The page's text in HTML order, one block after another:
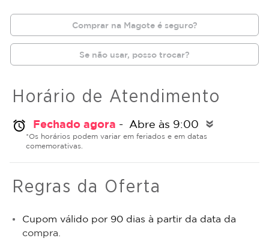
Comprar na Magote é seguro?
Se não usar, posso trocar?
Horário de Atendimento
alarm Fechado agora - Abre às 9:00 double_arrow
*Os horários podem variar em feriados e em datas
comemorativas.
Regras da Oferta
Cupom válido por 90 dias à partir da data da
compra.